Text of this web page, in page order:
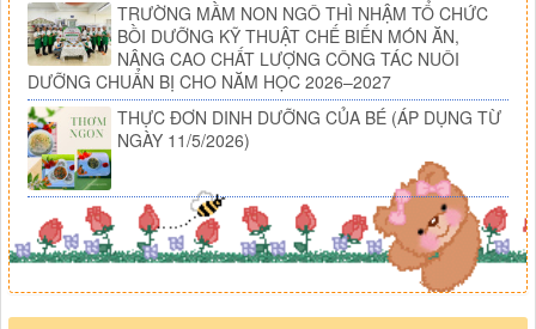
TRƯỜNG MẦM NON NGÔ THÌ NHẬM TỔ CHỨC
BỒI DƯỠNG KỸ THUẬT CHẾ BIẾN MÓN ĂN,
NÂNG CAO CHẤT LƯỢNG CÔNG TÁC NUÔI
DƯỠNG CHUẨN BỊ CHO NĂM HỌC 2026–2027
THỰC ĐƠN DINH DƯỠNG CỦA BÉ (ÁP DỤNG TỪ
NGÀY 11/5/2026)